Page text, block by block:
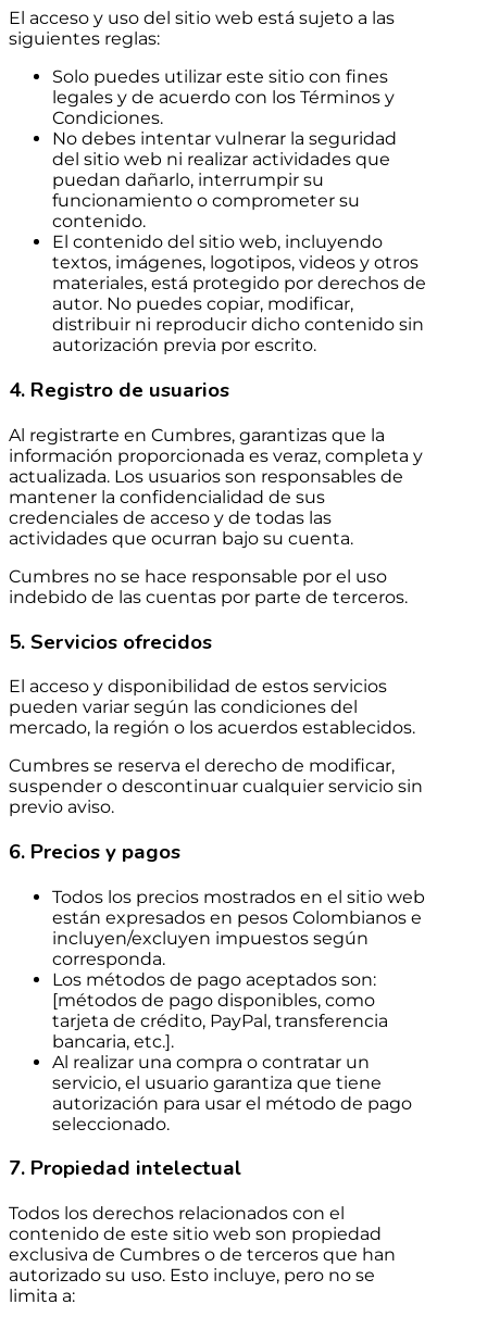
El acceso y uso del sitio web está sujeto a las
siguientes reglas:
Solo puedes utilizar este sitio con fines
legales y de acuerdo con los Términos y
Condiciones.
No debes intentar vulnerar la seguridad
del sitio web ni realizar actividades que
puedan dañarlo, interrumpir su
funcionamiento o comprometer su
contenido.
El contenido del sitio web, incluyendo
textos, imágenes, logotipos, videos y otros
materiales, está protegido por derechos de
autor. No puedes copiar, modificar,
distribuir ni reproducir dicho contenido sin
autorización previa por escrito.
4. Registro de usuarios
Al registrarte en Cumbres, garantizas que la
información proporcionada es veraz, completa y
actualizada. Los usuarios son responsables de
mantener la confidencialidad de sus
credenciales de acceso y de todas las
actividades que ocurran bajo su cuenta.
Cumbres no se hace responsable por el uso
indebido de las cuentas por parte de terceros.
5. Servicios ofrecidos
El acceso y disponibilidad de estos servicios
pueden variar según las condiciones del
mercado, la región o los acuerdos establecidos.
Cumbres se reserva el derecho de modificar,
suspender o descontinuar cualquier servicio sin
previo aviso.
6. Precios y pagos
Todos los precios mostrados en el sitio web
están expresados en pesos Colombianos e
incluyen/excluyen impuestos según
corresponda.
Los métodos de pago aceptados son:
[métodos de pago disponibles, como
tarjeta de crédito, PayPal, transferencia
bancaria, etc.].
Al realizar una compra o contratar un
servicio, el usuario garantiza que tiene
autorización para usar el método de pago
seleccionado.
7. Propiedad intelectual
Todos los derechos relacionados con el
contenido de este sitio web son propiedad
exclusiva de Cumbres o de terceros que han
autorizado su uso. Esto incluye, pero no se
limita a: